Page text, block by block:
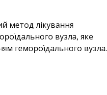
метод лікування
вузла, яке
гемороїдального вузла.